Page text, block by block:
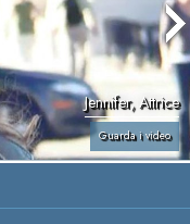
Jennifer, Attrice
Guarda i video